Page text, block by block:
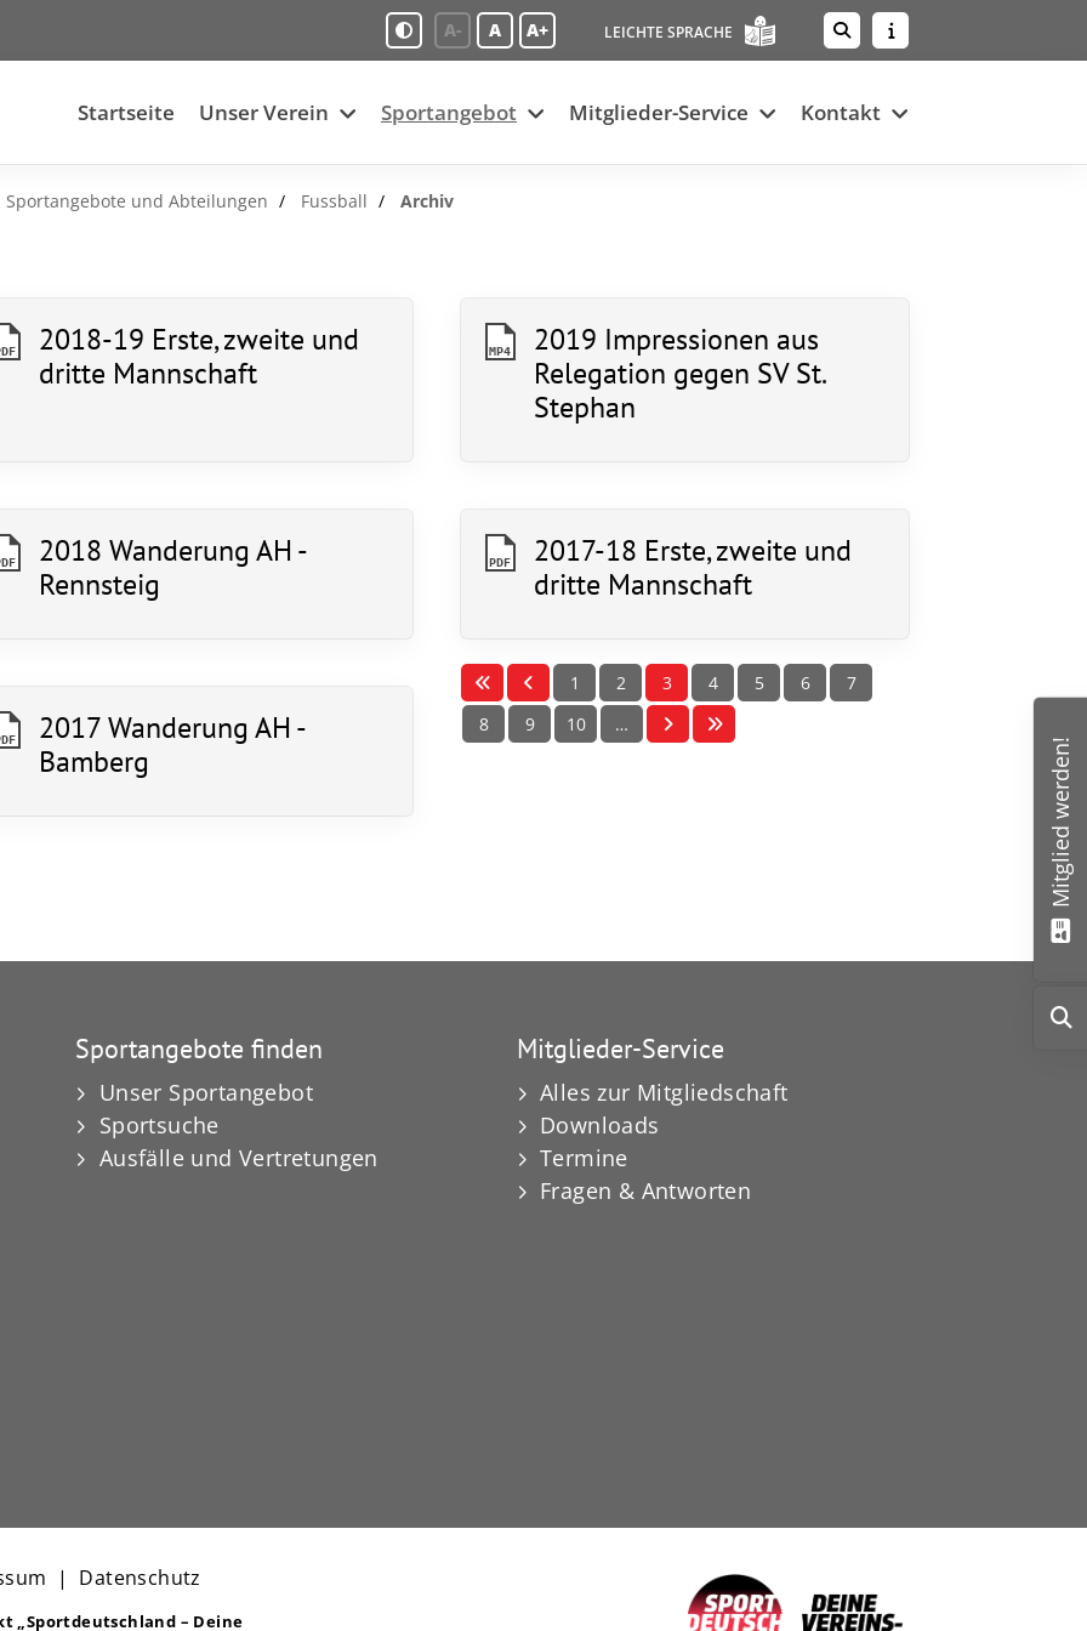
A- A A+ LEICHTE SPRACHE
Startseite Unser Verein Sportangebot Mitglieder-Service Kontakt
Sportangebote und Abteilungen Fussball Archiv
2018-19 Erste, zweite und
dritte Mannschaft
MP4
2019 Impressionen aus
Relegation gegen SV St.
Stephan
2018 Wanderung AH -
Rennsteig
PDF
2017-18 Erste, zweite und
dritte Mannschaft
2017 Wanderung AH -
Bamberg
1 2 3 4 5 6
7
8
9 10 …
Sportangebote finden
Unser Sportangebot
Sportsuche
Ausfälle und Vertretungen
Mitglieder-Service
Alles zur Mitgliedschaft
Downloads
Termine
Fragen & Antworten
| Datenschutz
„Sportdeutschland – Deine
Mitglied werden!
Mitglieder-Service
Downloads
Fragen & Antworten
Kontaktdaten
Gernsheimer Str. 1
64560 Riedstadt
info@tsv03wolfskehlen.de